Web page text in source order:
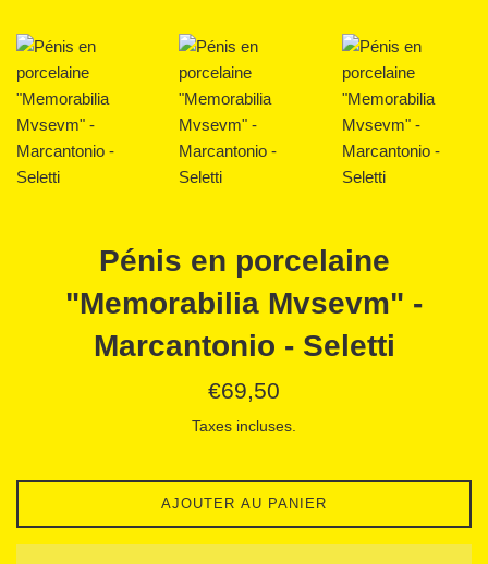
Pénis en porcelaine
"Memorabilia Mvsevm" -
Marcantonio - Seletti
Prix
€69,50
Taxes incluses.
AJOUTER AU PANIER